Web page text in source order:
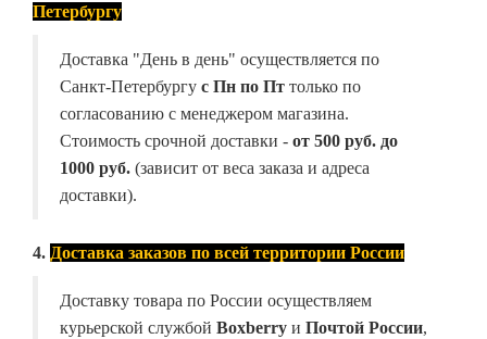
Петербургу
Доставка "День в день" осуществляется по
Санкт-Петербургу с Пн по Пт только по
согласованию с менеджером магазина.
Стоимость срочной доставки - от 500 руб. до
1000 руб. (зависит от веса заказа и адреса
доставки).
4. Доставка заказов по всей территории России
Доставку товара по России осуществляем
курьерской службой Boxberry и Почтой России,